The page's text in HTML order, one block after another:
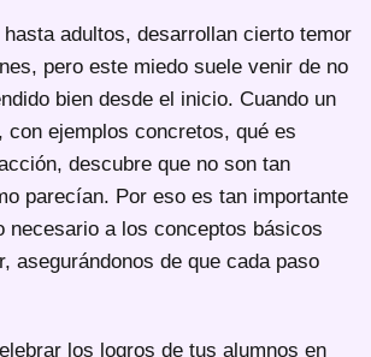
adultos, desarrollan cierto temor
pero este miedo suele venir de no
bien desde el inicio. Cuando un
con ejemplos concretos, qué es
descubre que no son tan
parecían. Por eso es tan importante
necesario a los conceptos básicos
asegurándonos de que cada paso
los logros de tus alumnos en